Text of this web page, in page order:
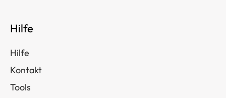
Hilfe
Hilfe
Kontakt
Tools